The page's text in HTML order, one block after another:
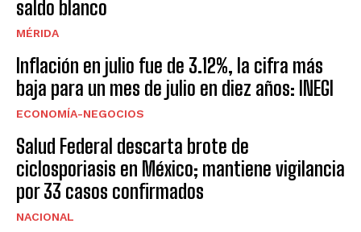
saldo blanco
MÉRIDA
Inflación en julio fue de 3.12%, la cifra más
baja para un mes de julio en diez años: INEGI
ECONOMÍA-NEGOCIOS
Salud Federal descarta brote de
ciclosporiasis en México; mantiene vigilancia
por 33 casos confirmados
NACIONAL